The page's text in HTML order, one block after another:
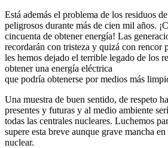
Está además el problema de los residuos
peligrosos durante más de cien mil años.
cincuenta de obtener energía! Las
recordarán con tristeza y quizá con rencor
les hemos dejado el terrible legado de los
obtener una energía eléctrica
que podría obtenerse por medios más
Una muestra de buen sentido, de respeto
presentes y futuras y al medio ambiente
todas las centrales nucleares. Luchemos
supere esta breve aunque grave mancha
nuclear.